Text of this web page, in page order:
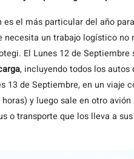
el más particular del año
necesita un trabajo logístico
El Lunes 12 de
, incluyendo todos los
13 de Septiembre, en un viaje
y luego sale en otro
o transporte que los lleva a